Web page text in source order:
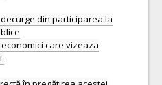
din participarea la
care vizeaza